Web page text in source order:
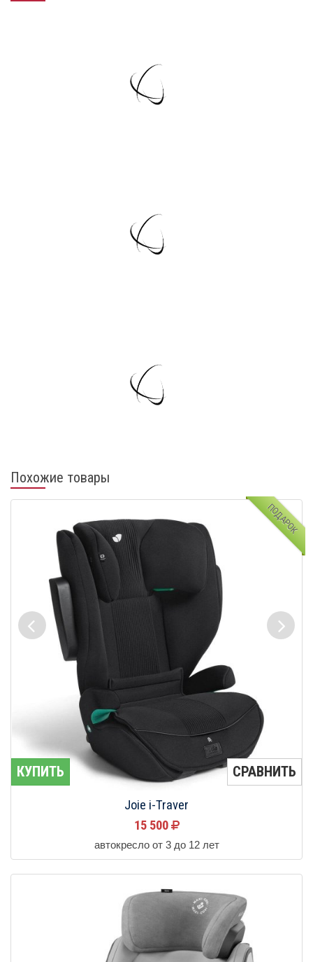
Похожие товары
ПОДАРОК
КУПИТЬ СРАВНИТЬ
Joie i-Traver
15 500
автокресло от 3 до 12 лет